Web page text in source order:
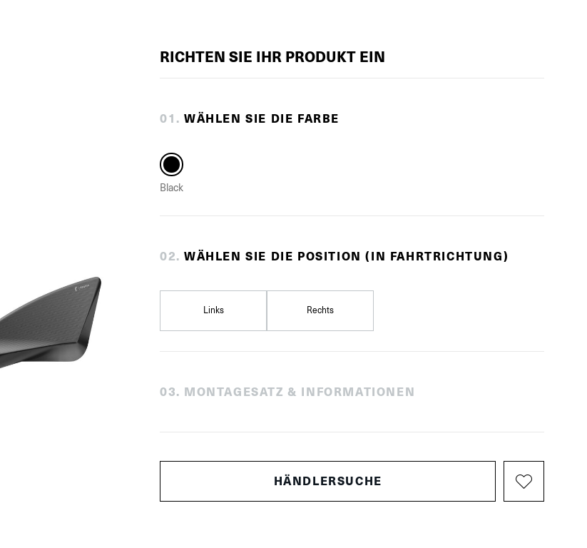
RICHTEN SIE IHR PRODUKT EIN
01 . WÄHLEN SIE DIE FARBE
Black
02. WÄHLEN SIE DIE POSITION (IN FAHRTRICHTUNG)
Links Rechts
03. MONTAGESATZ & INFORMATIONEN
HÄNDLERSUCHE